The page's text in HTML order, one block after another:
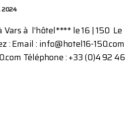
2024
Vars à l’hôtel**** le 16 | 150 Le
: Email : info@hotel16-150.com
Téléphone : +33 (0)4 92 46